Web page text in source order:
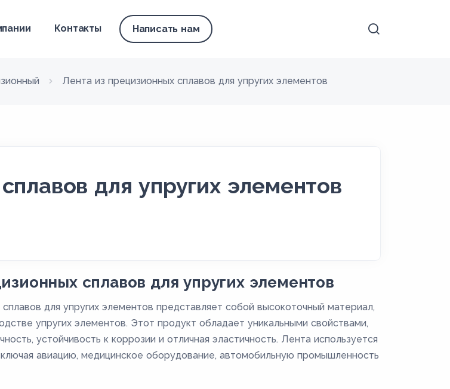
Контакты Написать нам
Лента из прецизионных сплавов для упругих элементов
для упругих элементов
сплавов для упругих элементов
для упругих элементов представляет собой высокоточный материал,
упругих элементов. Этот продукт обладает уникальными свойствами,
устойчивость к коррозии и отличная эластичность. Лента используется
авиацию, медицинское оборудование, автомобильную промышленность